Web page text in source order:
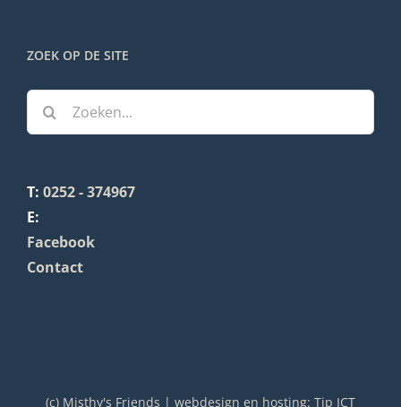
ZOEK OP DE SITE
Zoeken
naar:
T: 0252 - 374967
E:
Facebook
Contact
(c) Misthy's Friends | webdesign en hosting: Tip ICT